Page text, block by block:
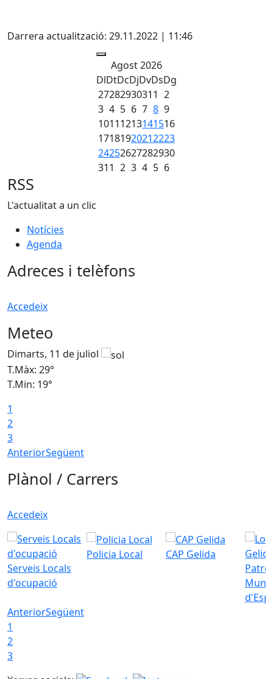
Darrera actualització: 29.11.2022 | 11:46
Agost 2026
DlDtDcDjDvDsDg
27282930311 2
3 4 5 6 7 8 9
10111213141516
17181920212223
24252627282930
311 2 3 4 5 6
RSS
L'actualitat a un clic
Notícies
Agenda
Adreces i telèfons
Accedeix
Meteo
Dimarts, 11 de juliol
T.Màx: 29°
T.Min: 19°
1
2
3
AnteriorSegüent
Plànol / Carrers
Accedeix
Serveis Locals
d'ocupació
Policia Local
CAP Gelida
AnteriorSegüent
1
2
3